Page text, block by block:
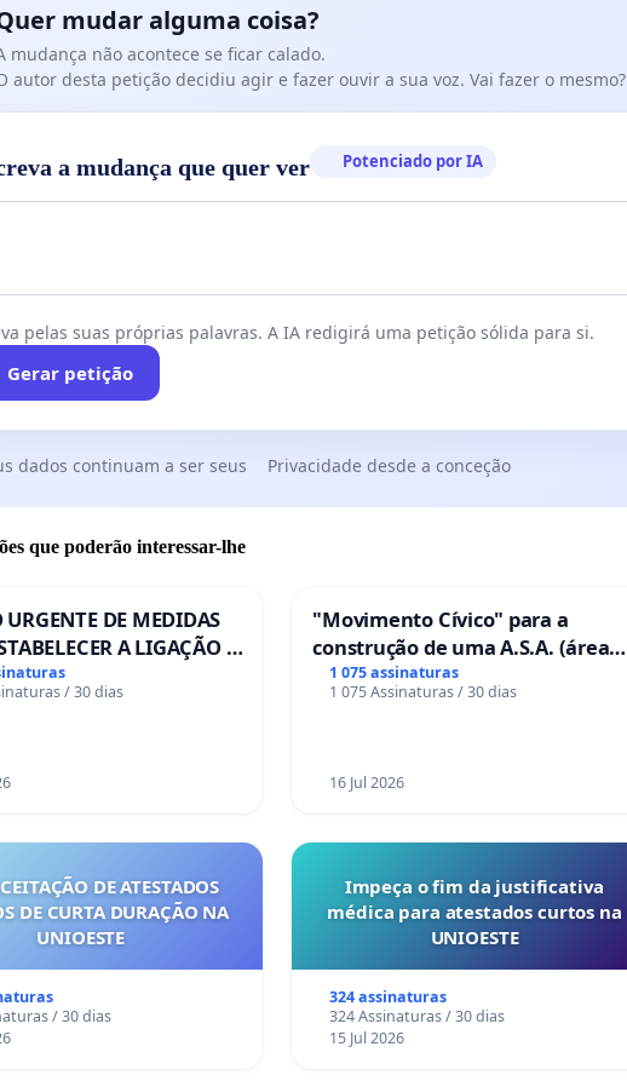
mudar alguma coisa?
mudança não acontece se ficar calado.
autor desta petição decidiu agir e fazer ouvir a sua voz. Vai fazer o mesmo?
a mudança que quer ver Potenciado por IA
pelas suas próprias palavras. A IA redigirá uma petição sólida para si.
Gerar petição
dados continuam a ser seus Privacidade desde a conceção
que poderão interessar-lhe
DE MEDIDAS
A LIGAÇÃO -
129
/ 30 dias
"Movimento Cívico" para a
construção de uma A.S.A. (área
de serviços para autocaravanas)
em Coimbra
1 075 assinaturas
1 075 Assinaturas / 30 dias
16 Jul 2026
DE ATESTADOS
DE CURTA DURAÇÃO NA
UNIOESTE
/ 30 dias
Impeça o fim da justificativa
médica para atestados curtos na
UNIOESTE
324 assinaturas
324 Assinaturas / 30 dias
15 Jul 2026